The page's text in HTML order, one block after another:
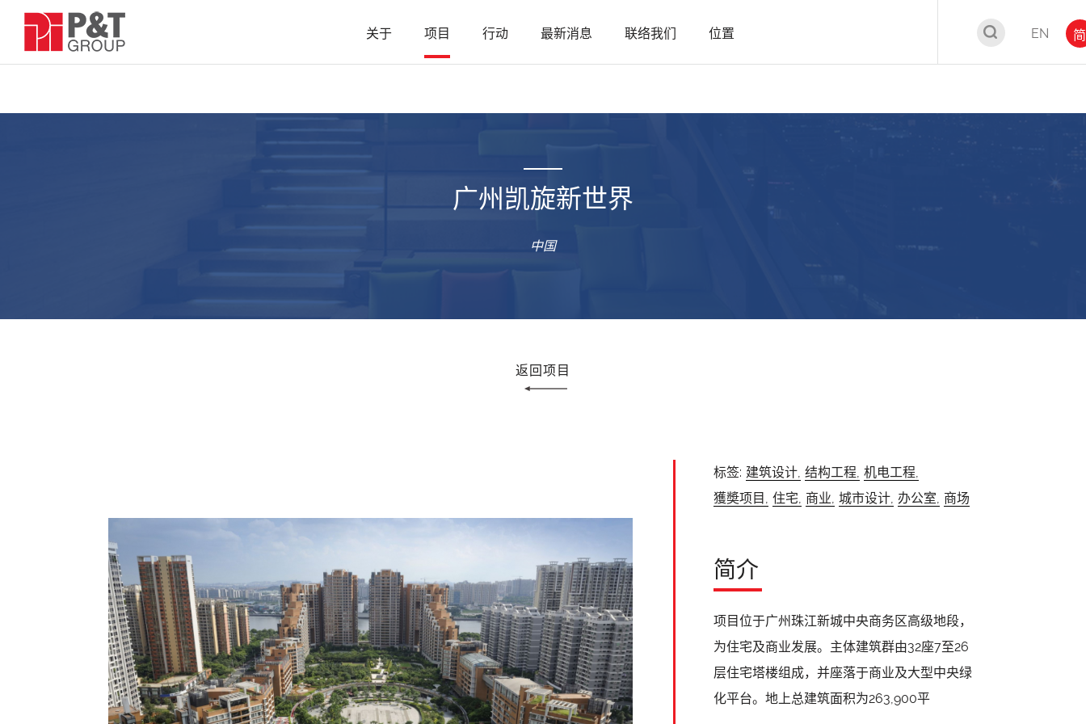
关于 项目 行动 最新消息 联络我们 位置 EN 简
广州凯旋新世界
中国
返回项目
标签: 建筑设计, 结构工程, 机电工程,
獲奬项目, 住宅, 商业, 城市设计, 办公室, 商场
简介
项目位于广州珠江新城中央商务区高级地段，
为住宅及商业发展。主体建筑群由32座7至26
层住宅塔楼组成，并座落于商业及大型中央绿
化平台。地上总建筑面积为263,900平